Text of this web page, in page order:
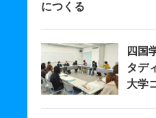
につくる
四国
タデ
大学